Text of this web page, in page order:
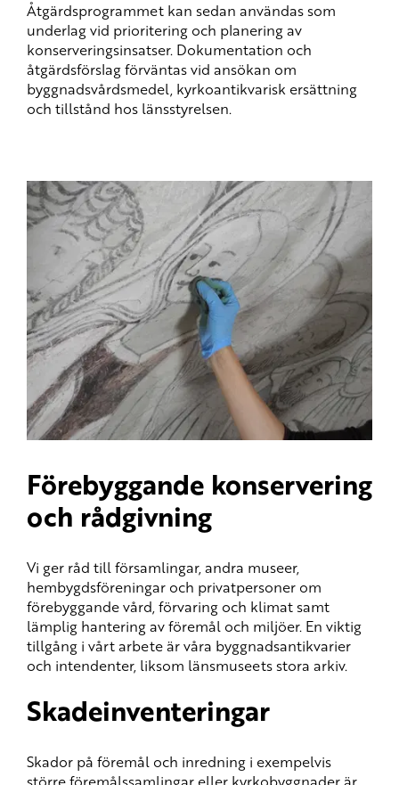
Åtgärdsprogrammet kan sedan användas som
underlag vid prioritering och planering av
konserveringsinsatser. Dokumentation och
åtgärdsförslag förväntas vid ansökan om
byggnadsvårdsmedel, kyrkoantikvarisk ersättning
och tillstånd hos länsstyrelsen.
Förebyggande konservering
och rådgivning
Vi ger råd till församlingar, andra museer,
hembygdsföreningar och privatpersoner om
förebyggande vård, förvaring och klimat samt
lämplig hantering av föremål och miljöer. En viktig
tillgång i vårt arbete är våra byggnadsantikvarier
och intendenter, liksom länsmuseets stora arkiv.
Skadeinventeringar
Skador på föremål och inredning i exempelvis
större föremålssamlingar eller kyrkobyggnader är